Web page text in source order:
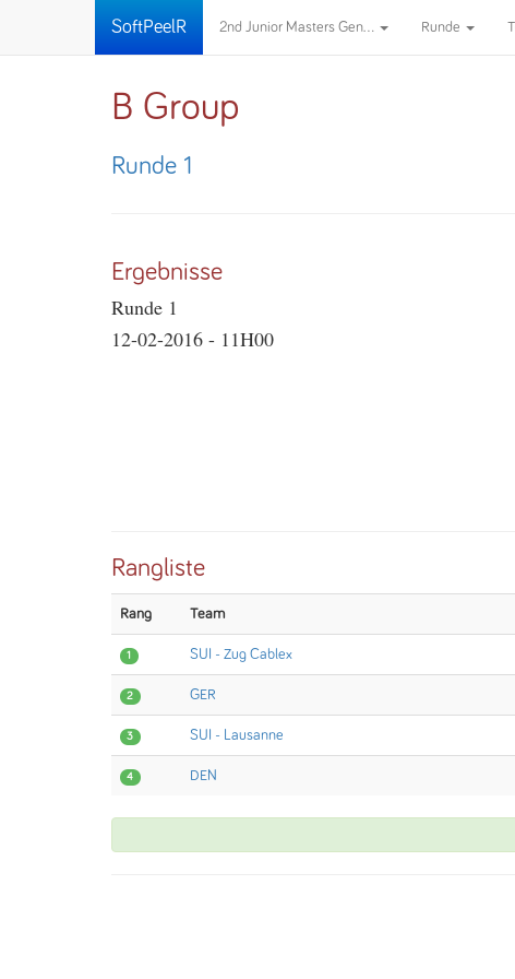
SoftPeelR 2nd Junior Masters Gen... Runde
B Group
Runde 1
Ergebnisse
Runde 1
12-02-2016 - 11H00
Rangliste
Rang Team
1 SUI - Zug Cablex
2 GER
3 SUI - Lausanne
4 DEN